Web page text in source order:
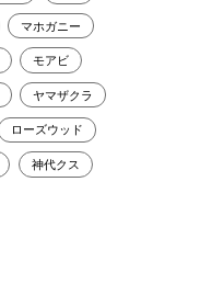
マホガニー
モアビ
ヤマザクラ
ローズウッド
神代クス